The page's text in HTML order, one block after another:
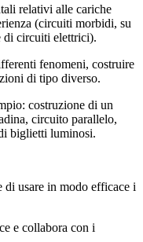
relativi alle cariche
(circuiti morbidi, su
di circuiti elettrici).
fenomeni, costruire
di tipo diverso.
costruzione di un
circuito parallelo,
biglietti luminosi.
di usare in modo efficace i
e collabora con i